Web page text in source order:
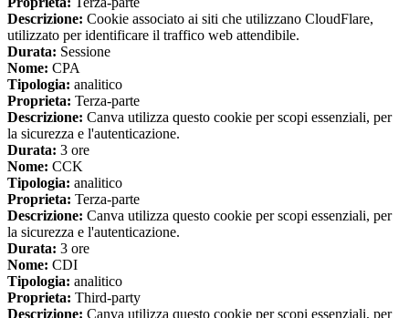
Descrizione: Cookie associato ai siti che utilizzano CloudFlare,
utilizzato per identificare il traffico web attendibile.
Durata: Sessione
Nome: CPA
Tipologia: analitico
Proprieta: Terza-parte
Descrizione: Canva utilizza questo cookie per scopi essenziali, per
la sicurezza e l'autenticazione.
Durata: 3 ore
Nome: CCK
Tipologia: analitico
Proprieta: Terza-parte
Descrizione: Canva utilizza questo cookie per scopi essenziali, per
la sicurezza e l'autenticazione.
Durata: 3 ore
Nome: CDI
Tipologia: analitico
Proprieta: Third-party
Descrizione: Canva utilizza questo cookie per scopi essenziali, per